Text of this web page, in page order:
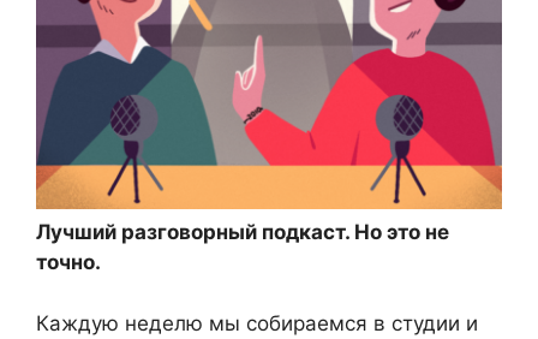
Лучший разговорный подкаст. Но это не
точно.
Каждую неделю мы собираемся в студии и